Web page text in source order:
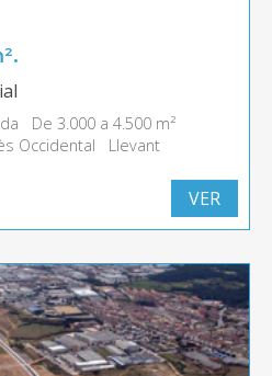
De 3.000 a 4.500 m²
Occidental Llevant
VER